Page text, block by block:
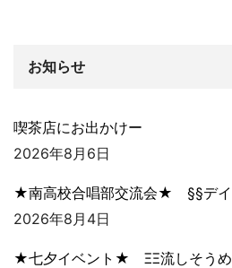
お知らせ
喫茶店にお出かけー
2026年8月6日
★南高校合唱部交流会★ §§デイ
2026年8月4日
★七夕イベント★ ΞΞ流しそう